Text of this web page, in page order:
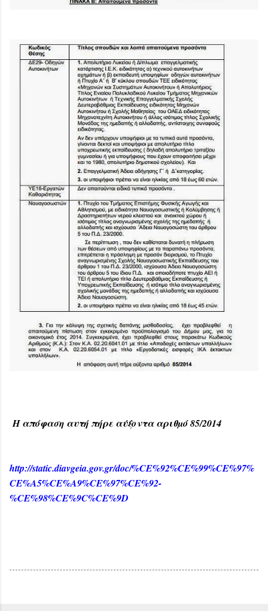
Η απόφαση αυτή πήρε αύξοντα αριθµό 85/2014
http://static.diavgeia.gov.gr/doc/%CE%92%CE%99%CE%97%
CE%A5%CE%A9%CE%97%CE%92-
%CE%98%CE%9C%CE%9D